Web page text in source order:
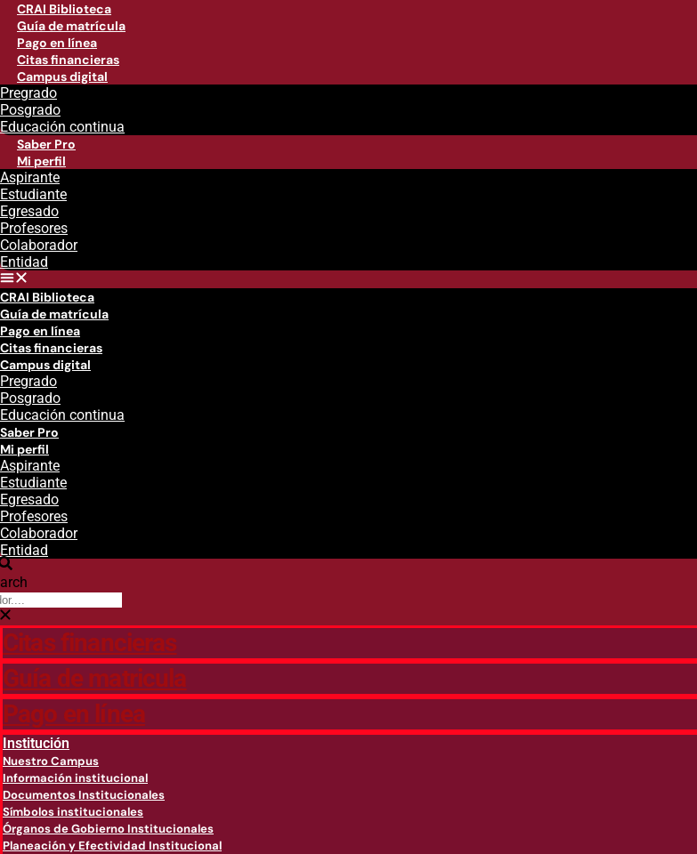
CRAI Biblioteca
Guía de matrícula
Pago en línea
Citas financieras
Campus digital
Pregrado
Posgrado
Educación continua
Saber Pro
Mi perfil
Aspirante
Estudiante
Egresado
Profesores
Colaborador
Entidad
CRAI Biblioteca
Guía de matrícula
Pago en línea
Citas financieras
Campus digital
Pregrado
Posgrado
Educación continua
Saber Pro
Mi perfil
Aspirante
Estudiante
Egresado
Profesores
Colaborador
Entidad
Citas financieras
Guía de matricula
Pago en línea
Institución
Nuestro Campus
Información institucional
Documentos Institucionales
Símbolos institucionales
Órganos de Gobierno Institucionales
Planeación y Efectividad Institucional